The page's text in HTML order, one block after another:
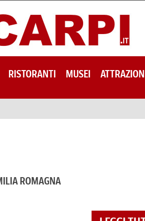
RISTORANTI MUSEI
ROMAGNA